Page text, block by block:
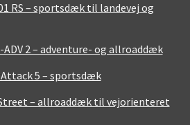
RS – sportsdæk til landevej og
2 – adventure- og allroaddæk
5 – sportsdæk
– allroaddæk til vejorienteret